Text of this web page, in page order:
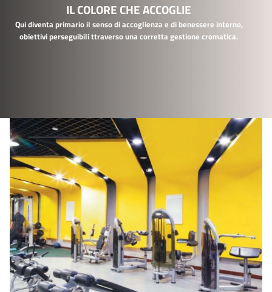
IL COLORE CHE ACCOGLIE
Qui diventa primario il senso di accoglienza e di benessere interno,
obiettivi perseguibili ttraverso una corretta gestione cromatica.